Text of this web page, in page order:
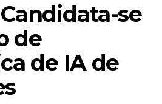
se
de
de IA de